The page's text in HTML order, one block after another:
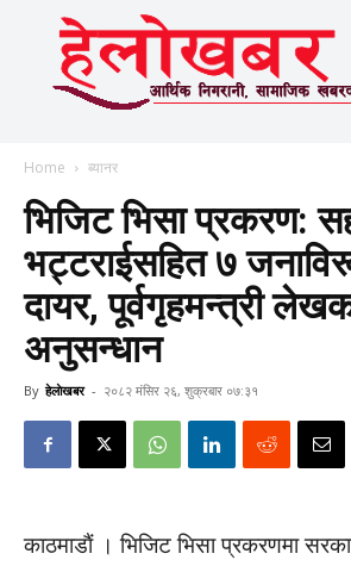
Home ब्यानर
भिजिट भिसा प्रकरण:
भट्टराईसहित ७
दायर, पूर्वगृहमन्त्री
अनुसन्धान
By हेलाेखबर - २०८२ मंसिर २६, शुक्रबार ०७:३१
काठमाडाैं । भिजिट भिसा प्रकरणमा